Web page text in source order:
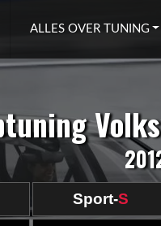
ALLES OVER TUNING
Sport-S